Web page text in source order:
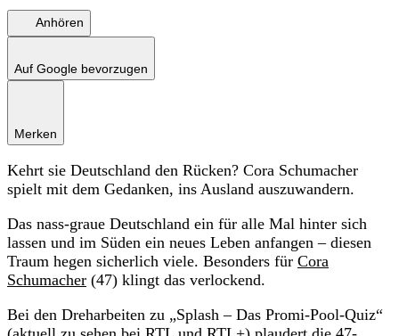
Anhören
Auf Google bevorzugen
Merken
Kehrt sie Deutschland den Rücken? Cora Schumacher
spielt mit dem Gedanken, ins Ausland auszuwandern.
Das nass-graue Deutschland ein für alle Mal hinter sich
lassen und im Süden ein neues Leben anfangen – diesen
Traum hegen sicherlich viele. Besonders für Cora
Schumacher (47) klingt das verlockend.
Bei den Dreharbeiten zu „Splash – Das Promi-Pool-Quiz“